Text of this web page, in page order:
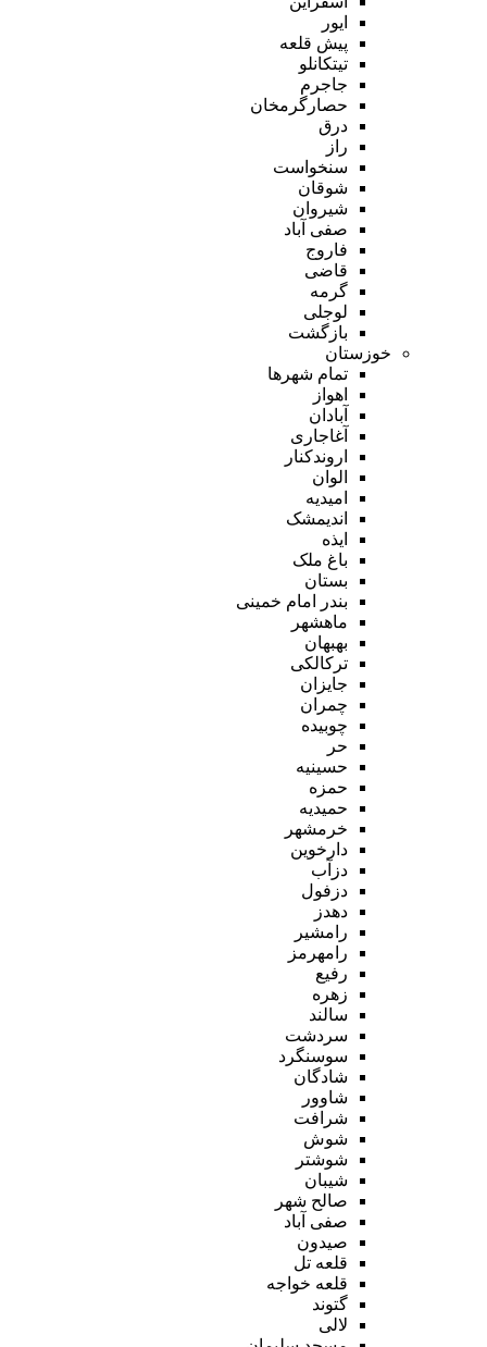
ایور
پیش قلعه
تیتکانلو
جاجرم
حصارگرمخان
درق
راز
سنخواست
شوقان
شیروان
صفی آباد
فاروج
قاضی
گرمه
لوجلی
بازگشت
خوزستان
تمام شهر‌ها
اهواز
آبادان
آغاجاری
اروندکنار
الوان
امیدیه
اندیمشک
ایذه
باغ ملک
بستان
بندر امام خمینی
ماهشهر
بهبهان
ترکالکی
جایزان
چمران
چوبیده
حر
حسینیه
حمزه
حمیدیه
خرمشهر
دارخوین
دزآب
دزفول
دهدز
رامشیر
رامهرمز
رفیع
زهره
سالند
سردشت
سوسنگرد
شادگان
شاوور
شرافت
شوش
شوشتر
شیبان
صالح شهر
صفی آباد
صیدون
قلعه تل
قلعه خواجه
گتوند
لالی